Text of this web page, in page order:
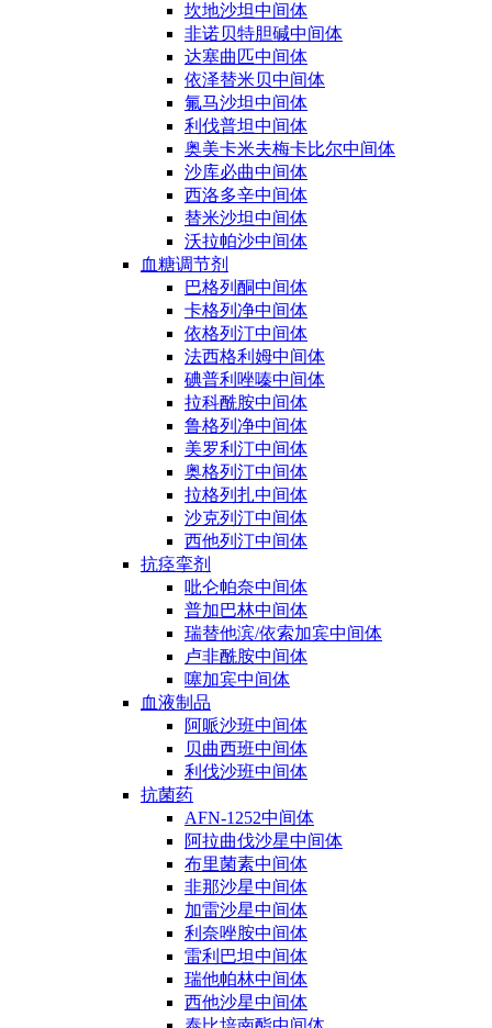
坎地沙坦中间体
非诺贝特胆碱中间体
达塞曲匹中间体
依泽替米贝中间体
氟马沙坦中间体
利伐普坦中间体
奥美卡米夫梅卡比尔中间体
沙库必曲中间体
西洛多辛中间体
替米沙坦中间体
沃拉帕沙中间体
血糖调节剂
巴格列酮中间体
卡格列净中间体
依格列汀中间体
法西格利姆中间体
碘普利唑嗪中间体
拉科酰胺中间体
鲁格列净中间体
美罗利汀中间体
奥格列汀中间体
拉格列扎中间体
沙克列汀中间体
西他列汀中间体
抗痉挛剂
吡仑帕奈中间体
普加巴林中间体
瑞替他滨/依索加宾中间体
卢非酰胺中间体
噻加宾中间体
血液制品
阿哌沙班中间体
贝曲西班中间体
利伐沙班中间体
抗菌药
AFN-1252中间体
阿拉曲伐沙星中间体
布里菌素中间体
非那沙星中间体
加雷沙星中间体
利奈唑胺中间体
雷利巴坦中间体
瑞他帕林中间体
西他沙星中间体